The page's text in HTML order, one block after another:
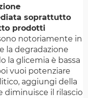
soprattutto
prodotti
notoriamente in
la degradazione
la glicemia è bassa
vuoi potenziare
aggiungi della
diminuisce il rilascio